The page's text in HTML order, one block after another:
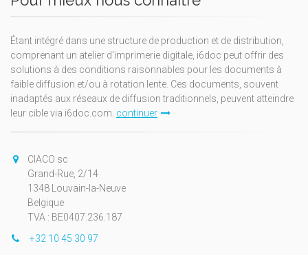
Étant intégré dans une structure de production et de distribution,
comprenant un atelier d'imprimerie digitale, i6doc peut offrir des
solutions à des conditions raisonnables pour les documents à
faible diffusion et/ou à rotation lente. Ces documents, souvent
inadaptés aux réseaux de diffusion traditionnels, peuvent atteindre
leur cible via i6doc.com. continuer
CIACO sc
Grand-Rue, 2/14
1348 Louvain-la-Neuve
Belgique
TVA : BE0407.236.187
+32 10 45 30 97